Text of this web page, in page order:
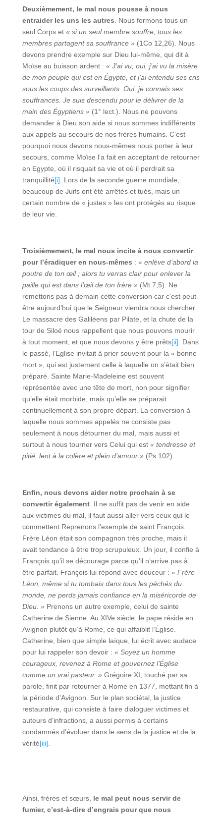
Deuxièmement, le mal nous pousse à nous
entraider les uns les autres . Nous formons tous un
seul Corps et « si un seul membre souffre, tous les
membres partagent sa souffrance » (1Co 12,26). Nous
devons prendre exemple sur Dieu lui-même, qui dit à
Moïse au buisson ardent : « J’ai vu, oui, j’ai vu la misère
de mon peuple qui est en Égypte, et j’ai entendu ses cris
sous les coups des surveillants. Oui, je connais ses
souffrances. Je suis descendu pour le délivrer de la
main des Égyptiens » (1° lect.). Nous ne pouvons
demander à Dieu son aide si nous sommes indifférents
aux appels au secours de nos frères humains. C’est
pourquoi nous devons nous-mêmes nous porter à leur
secours, comme Moïse l’a fait en acceptant de retourner
en Egypte, où il risquait sa vie et où il perdrait sa
tranquillité[i] . Lors de la seconde guerre mondiale,
beaucoup de Juifs ont été arrêtés et tués, mais un
certain nombre de « justes » les ont protégés au risque
de leur vie.
Troisièmement, le mal nous incite à nous convertir
pour l’éradiquer en nous-mêmes : « enlève d’abord la
poutre de ton œil ; alors tu verras clair pour enlever la
paille qui est dans l’œil de ton frère » (Mt 7,5). Ne
remettons pas à demain cette conversion car c’est peut-
être aujourd’hui que le Seigneur viendra nous chercher.
Le massacre des Galiléens par Pilate, et la chute de la
tour de Siloé nous rappellent que nous pouvons mourir
à tout moment, et que nous devons y être prêts[ii] . Dans
le passé, l’Eglise invitait à prier souvent pour la « bonne
mort », qui est justement celle à laquelle on s’était bien
préparé. Sainte Marie-Madeleine est souvent
représentée avec une tête de mort, non pour signifier
qu’elle était morbide, mais qu’elle se préparait
continuellement à son propre départ. La conversion à
laquelle nous sommes appelés ne consiste pas
seulement à nous détourner du mal, mais aussi et
surtout à nous tourner vers Celui qui est « tendresse et
pitié, lent à la colère et plein d’amour » (Ps 102).
Enfin, nous devons aider notre prochain à se
convertir également. Il ne suffit pas de venir en aide
aux victimes du mal, il faut aussi aller vers ceux qui le
commettent Reprenons l’exemple de saint François.
Frère Léon était son compagnon très proche, mais il
avait tendance à être trop scrupuleux. Un jour, il confie à
François qu’il se décourage parce qu’il n’arrive pas à
être parfait. François lui répond avec douceur : « Frère
Léon, même si tu tombais dans tous les péchés du
monde, ne perds jamais confiance en la miséricorde de
Dieu. » Prenons un autre exemple, celui de sainte
Catherine de Sienne. Au XIVe siècle, le pape réside en
Avignon plutôt qu’à Rome, ce qui affaiblit l’Église.
Catherine, bien que simple laïque, lui écrit avec audace
pour lui rappeler son devoir : « Soyez un homme
courageux, revenez à Rome et gouvernez l’Église
comme un vrai pasteur. » Grégoire XI, touché par sa
parole, finit par retourner à Rome en 1377, mettant fin à
la période d’Avignon. Sur le plan sociétal, la justice
restaurative, qui consiste à faire dialoguer victimes et
auteurs d’infractions, a aussi permis à certains
condamnés d’évoluer dans le sens de la justice et de la
vérité[iii]
Ainsi, frères et sœurs, le mal peut nous servir de
fumier, c’est-à-dire d’engrais pour que nous